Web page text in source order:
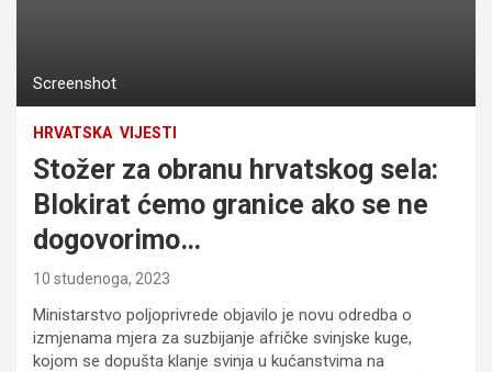
Screenshot
HRVATSKA VIJESTI
Stožer za obranu hrvatskog sela:
Blokirat ćemo granice ako se ne
dogovorimo…
10 studenoga, 2023
Ministarstvo poljoprivrede objavilo je novu odredba o
izmjenama mjera za suzbijanje afričke svinjske kuge,
kojom se dopušta klanje svinja u kućanstvima na